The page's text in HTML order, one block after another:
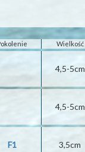
Wielkość
4,5-5cm
4,5-5cm
F1 3,5cm